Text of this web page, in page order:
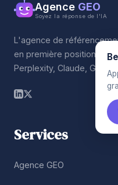
Agence GEO
Soyez la réponse de l'IA
L'agence de
en première position sur
Perplexity, Claude, Gemini.
Services
Agence GEO